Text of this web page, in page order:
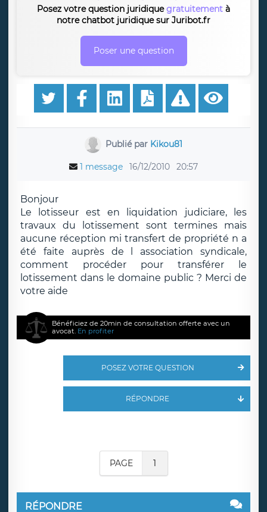
Posez votre question juridiquegratuitement à
notre chatbot juridique sur Juribot.fr
Poser une question
Publié par Kikou81
1 message 16/12/2010 20:57
Bonjour
Le lotisseur est en liquidation judiciare, les
travaux du lotissement sont termines mais
aucune réception mi transfert de propriété n a
été faite auprès de l association syndicale,
comment procéder pour transférer le
lotissement dans le domaine public ? Merci de
votre aide
Bénéficiez de 20min de consultation offerte avec un
avocat. En profiter
POSEZ VOTRE QUESTION
RÉPONDRE
PAGE 1
RÉPONDRE